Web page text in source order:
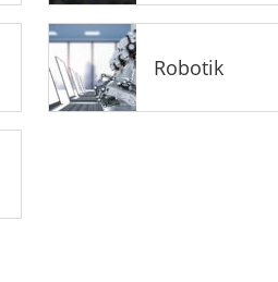
Robotik